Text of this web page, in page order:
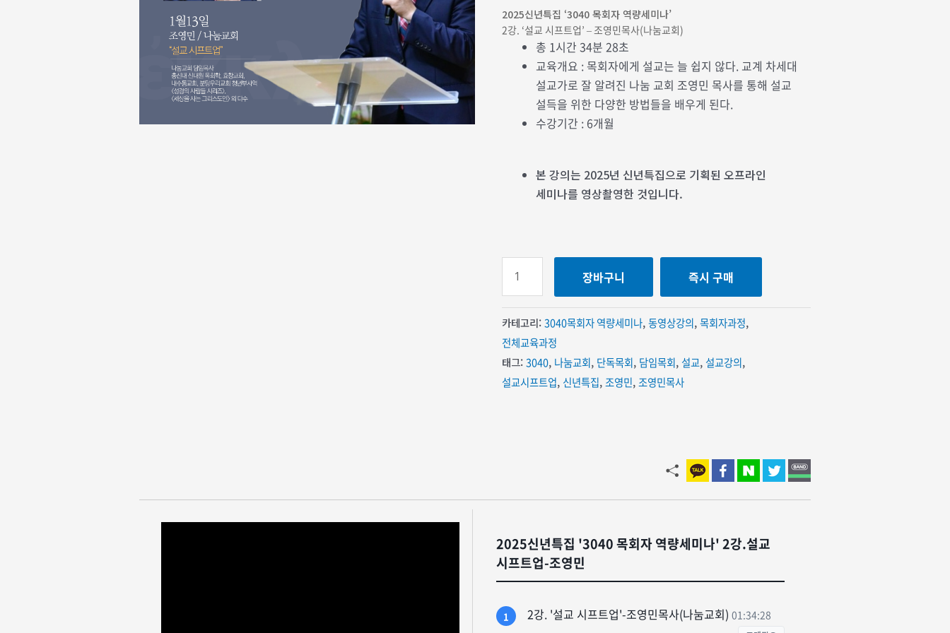
2025신년특집 ‘3040 목회자 역량세미나’
2강. ‘설교 시프트업’ – 조영민목사(나눔교회)
총 1시간 34분 28초
교육개요 : 목회자에게 설교는 늘 쉽지 않다. 교계 차세대
설교가로 잘 알려진 나눔 교회 조영민 목사를 통해 설교
설득을 위한 다양한 방법들을 배우게 된다.
수강기간 : 6개월
본 강의는 2025년 신년특집으로 기획된 오프라인
세미나를 영상촬영한 것입니다.
장바구니 즉시 구매
카테고리:3040목회자 역량세미나,동영상강의,목회자과정,
전체교육과정
태그:3040, 나눔교회, 단독목회, 담임목회, 설교, 설교강의,
설교시프트업, 신년특집,조영민,조영민목사
2025신년특집 '3040 목회자 역량세미나' 2강.설교
시프트업-조영민
1 2강. '설교 시프트업'-조영민목사(나눔교회) 01:34:28